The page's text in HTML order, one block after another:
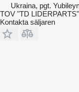
Ukraina, pgt.
TOV "TD LIDERPARTS"
Kontakta säljaren